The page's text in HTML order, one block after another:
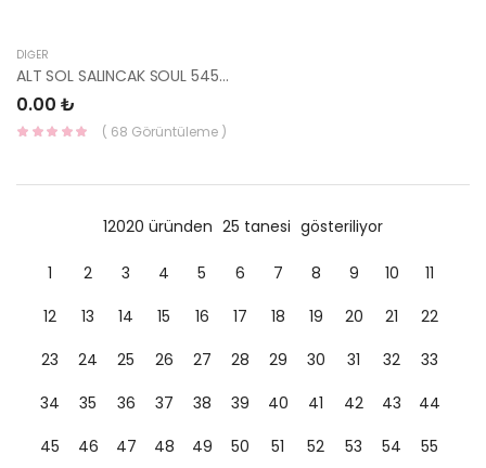
DIĞER
ALT SOL SALINCAK SOUL 54500-B2000-
0.00 ₺
( 68 Görüntüleme )
12020 üründen 25 tanesi gösteriliyor
1 2 3 4 5 6 7 8 9 10
11
12
13 14 15 16 17 18 19 20 21
22
23
24 25 26 27 28 29 30 31 32
33
34
35 36 37 38 39 40 41 42 43
44
45
46 47 48 49 50 51 52 53 54
55